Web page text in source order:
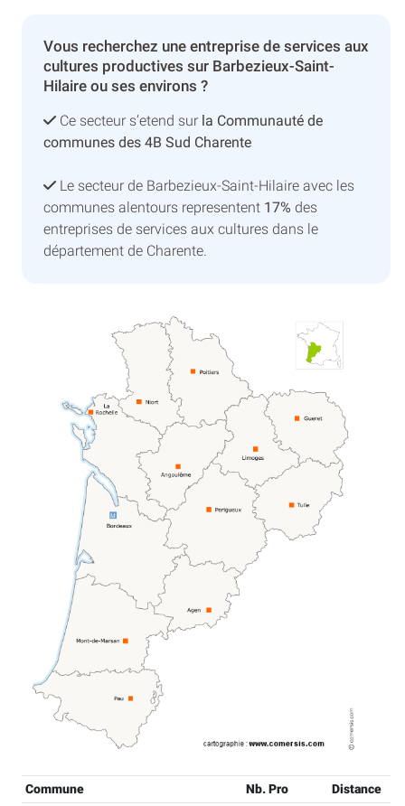
Vous recherchez une entreprise de services aux
cultures productives sur Barbezieux-Saint-
Hilaire ou ses environs ?
Ce secteur s’etend sur la Communauté de
communes des 4B Sud Charente
Le secteur de Barbezieux-Saint-Hilaire avec les
communes alentours representent 17% des
entreprises de services aux cultures dans le
département de Charente.
Commune Nb. Pro
Distance